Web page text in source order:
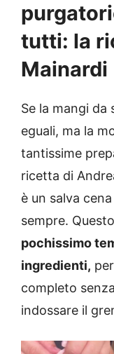
tutti: la
Mainardi
Se la mangi da
eguali, ma la
tantissime
ricetta di
è un salva
sempre.
pochissimo
ingredienti,
completo
indossare il